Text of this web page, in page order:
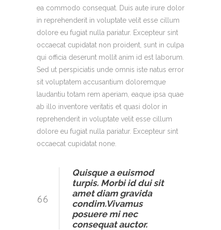
ea commodo consequat. Duis aute irure dolor
in reprehenderit in voluptate velit esse cillum
dolore eu fugiat nulla pariatur. Excepteur sint
occaecat cupidatat non proident, sunt in culpa
qui officia deserunt mollit anim id est laborum.
Sed ut perspiciatis unde omnis iste natus error
sit voluptatem accusantium doloremque
laudantiu totam rem aperiam, eaque ipsa quae
ab illo inventore veritatis et quasi dolor in
reprehenderit in voluptate velit esse cillum
dolore eu fugiat nulla pariatur. Excepteur sint
occaecat cupidatat none.
Quisque a euismod
turpis. Morbi id dui sit
amet diam gravida
condim.Vivamus
posuere mi nec
consequat auctor.